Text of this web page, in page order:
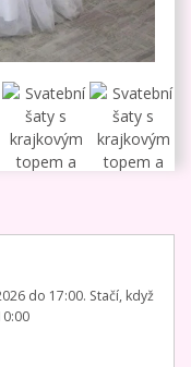
do 17:00. Stačí, když